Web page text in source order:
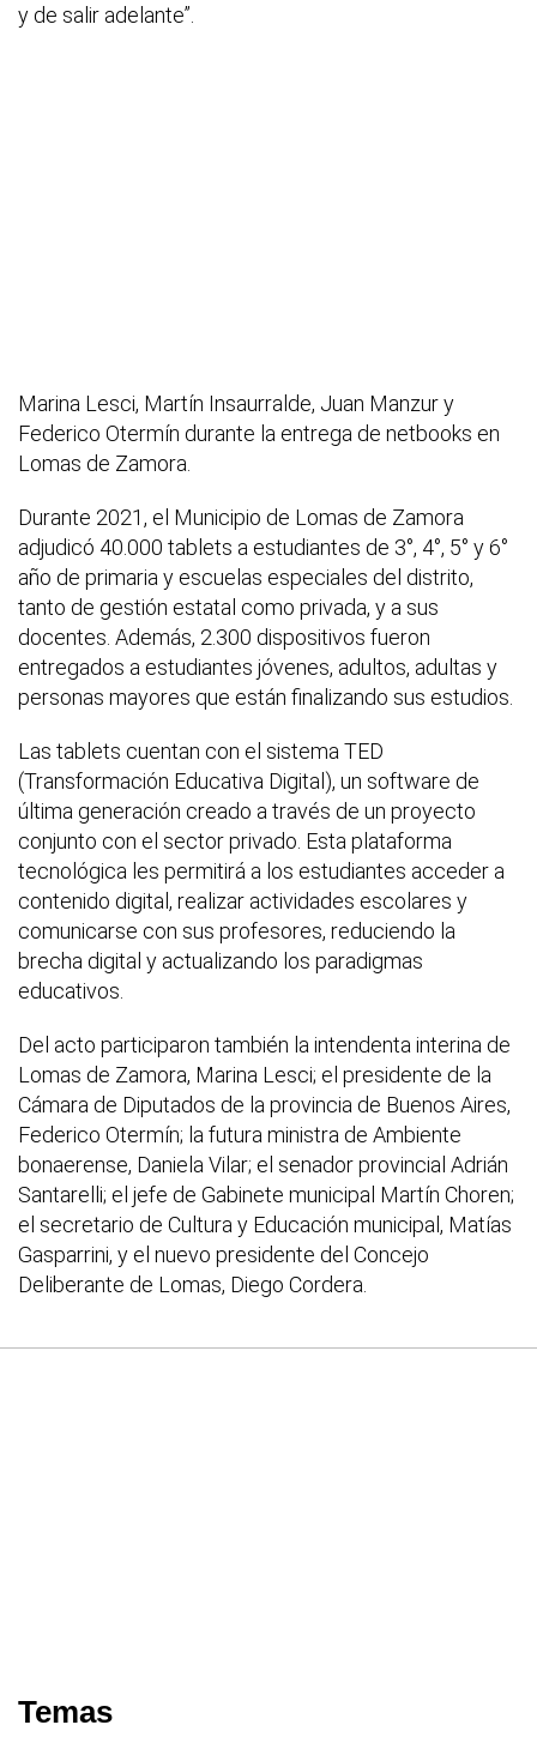
y de salir adelante”.
Marina Lesci, Martín Insaurralde, Juan Manzur y
Federico Otermín durante la entrega de netbooks en
Lomas de Zamora.
Durante 2021, el Municipio de Lomas de Zamora
adjudicó 40.000 tablets a estudiantes de 3°, 4°, 5° y 6°
año de primaria y escuelas especiales del distrito,
tanto de gestión estatal como privada, y a sus
docentes. Además, 2.300 dispositivos fueron
entregados a estudiantes jóvenes, adultos, adultas y
personas mayores que están finalizando sus estudios.
Las tablets cuentan con el sistema TED
(Transformación Educativa Digital), un software de
última generación creado a través de un proyecto
conjunto con el sector privado. Esta plataforma
tecnológica les permitirá a los estudiantes acceder a
contenido digital, realizar actividades escolares y
comunicarse con sus profesores, reduciendo la
brecha digital y actualizando los paradigmas
educativos.
Del acto participaron también la intendenta interina de
Lomas de Zamora, Marina Lesci; el presidente de la
Cámara de Diputados de la provincia de Buenos Aires,
Federico Otermín; la futura ministra de Ambiente
bonaerense, Daniela Vilar; el senador provincial Adrián
Santarelli; el jefe de Gabinete municipal Martín Choren;
el secretario de Cultura y Educación municipal, Matías
Gasparrini, y el nuevo presidente del Concejo
Deliberante de Lomas, Diego Cordera.
Temas